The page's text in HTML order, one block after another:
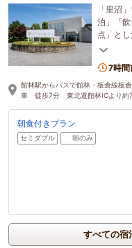
「里沼
泊」「
点」と
行ってい
7時間
館林駅からバスで館林・板倉線板
車 徒歩7分 東北道館林ICより約
朝食付きプラン
セミダブル 朝のみ
すべての宿